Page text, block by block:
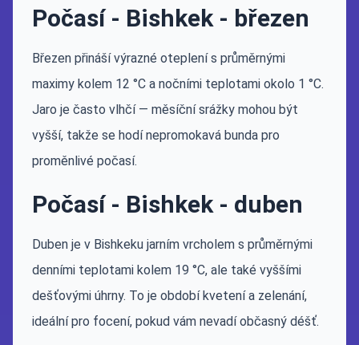
Počasí - Bishkek - březen
Březen přináší výrazné oteplení s průměrnými
maximy kolem 12 °C a nočními teplotami okolo 1 °C.
Jaro je často vlhčí — měsíční srážky mohou být
vyšší, takže se hodí nepromokavá bunda pro
proměnlivé počasí.
Počasí - Bishkek - duben
Duben je v Bishkeku jarním vrcholem s průměrnými
denními teplotami kolem 19 °C, ale také vyššími
dešťovými úhrny. To je období kvetení a zelenání,
ideální pro focení, pokud vám nevadí občasný déšť.